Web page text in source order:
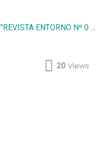
"REVISTA ENTORNO Nº 0 Año 1985"
20 Views